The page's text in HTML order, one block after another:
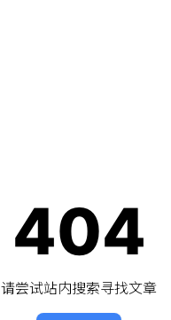
404
请尝试站内搜索寻找文章